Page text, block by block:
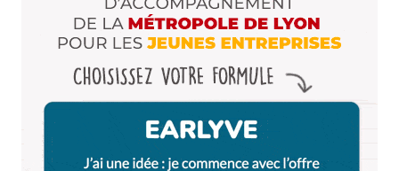
navigateur pour mon prochain commentaire.